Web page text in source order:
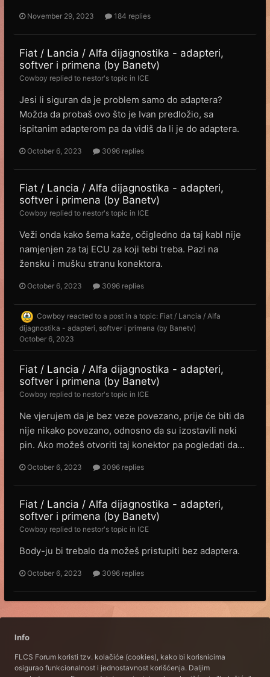
November 29, 2023 184 replies
Fiat / Lancia / Alfa dijagnostika - adapteri,
softver i primena (by Banetv)
Cowboy replied to nestor's topic in ICE
Jesi li siguran da je problem samo do adaptera?
Možda da probaš ovo što je Ivan predložio, sa
ispitanim adapterom pa da vidiš da li je do adaptera.
October 6, 2023 3096 replies
Fiat / Lancia / Alfa dijagnostika - adapteri,
softver i primena (by Banetv)
Cowboy replied to nestor's topic in ICE
Veži onda kako šema kaže, očigledno da taj kabl nije
namjenjen za taj ECU za koji tebi treba. Pazi na
žensku i mušku stranu konektora.
October 6, 2023 3096 replies
Cowboy reacted to a post in a topic: Fiat / Lancia / Alfa
dijagnostika - adapteri, softver i primena (by Banetv)
October 6, 2023
Fiat / Lancia / Alfa dijagnostika - adapteri,
softver i primena (by Banetv)
Cowboy replied to nestor's topic in ICE
Ne vjerujem da je bez veze povezano, prije će biti da
nije nikako povezano, odnosno da su izostavili neki
pin. Ako možeš otvoriti taj konektor pa pogledati da...
October 6, 2023 3096 replies
Fiat / Lancia / Alfa dijagnostika - adapteri,
softver i primena (by Banetv)
Cowboy replied to nestor's topic in ICE
Body-ju bi trebalo da možeš pristupiti bez adaptera.
October 6, 2023 3096 replies
Info
FLCS Forum koristi tzv. kolačiće (cookies), kako bi korisnicima
osigurao funkcionalnost i jednostavnost korišćenja. Daljim